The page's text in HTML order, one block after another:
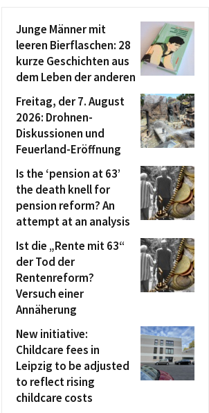
Junge Männer mit
leeren Bierflaschen: 28
kurze Geschichten aus
dem Leben der anderen
Freitag, der 7. August
2026: Drohnen-
Diskussionen und
Feuerland-Eröffnung
Is the ‘pension at 63’
the death knell for
pension reform? An
attempt at an analysis
Ist die „Rente mit 63“
der Tod der
Rentenreform?
Versuch einer
Annäherung
New initiative:
Childcare fees in
Leipzig to be adjusted
to reflect rising
childcare costs